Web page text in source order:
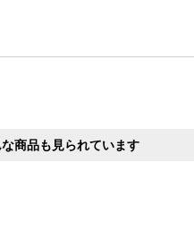
商品も見られています